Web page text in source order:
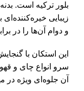
بلور ترکیه است.
زیبایی
و دوام آن‌ها را در
سرو انواع چای و
آن جلوه‌ای ویژه در